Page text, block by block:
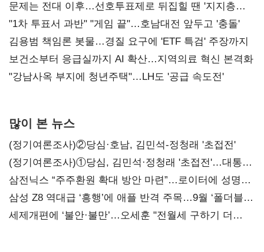
문제는 전대 이후…선호투표제로 뒤집힐 땐 '지지층
불복'
"1차 투표서 과반" "게임 끝"…호남대전 앞두고 '충돌'
김용범 책임론 봇물…경질 요구에 'ETF 특검' 주장까지
보건소부터 응급실까지 AI 확산…지역의료 혁신 본격화
"강남사옥 부지에 청년주택"…LH도 '공급 속도전'
많이 본 뉴스
(정기여론조사)②당심·호남, 김민석-정청래 '초접전'
(정기여론조사)①당심, 김민석·정청래 '초접전'…대통령
지지도 '50% 아래로'(종합)
삼전닉스 “주주환원 확대 방안 마련”…로이터에 성명
보내
삼성 Z8 역대급 ‘흥행’에 애플 반격 주목…9월 ‘폴더블
대전’
세제개편에 ‘불안·불만’…오세훈 "전월세 구하기 더